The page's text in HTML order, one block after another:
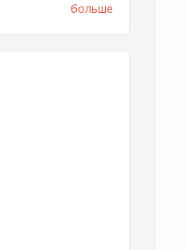
больше